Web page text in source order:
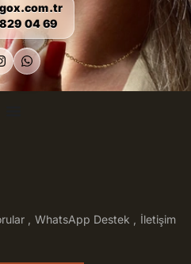
04 69
WhatsApp Destek İletişim